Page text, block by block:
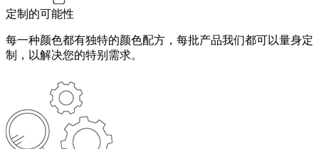
定制的可能性
每一种颜色都有独特的颜色配方，每批产品我们都可以量身定
制，以解决您的特别需求。